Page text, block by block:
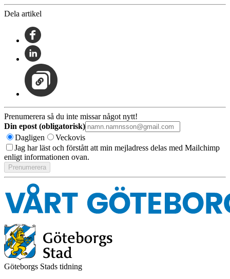
Dela artikel
Prenumerera så du inte missar något nytt!
Din epost (obligatorisk)
Dagligen
Veckovis
Jag har läst och förstått att min mejladress delas med Mailchimp
enligt informationen ovan.
Göteborgs Stads tidning